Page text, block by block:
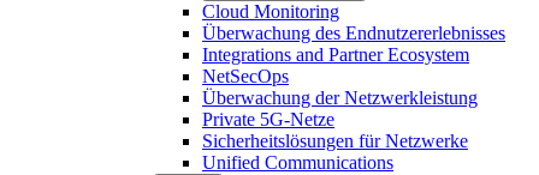
Cloud Monitoring
Überwachung des Endnutzererlebnisses
Integrations and Partner Ecosystem
NetSecOps
Überwachung der Netzwerkleistung
Private 5G-Netze
Sicherheitslösungen für Netzwerke
Unified Communications